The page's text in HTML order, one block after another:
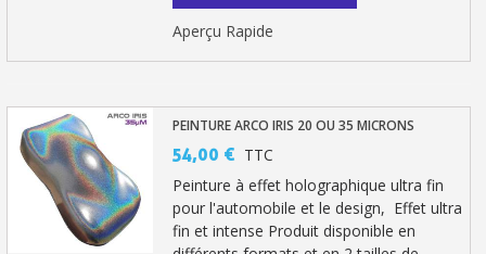
Aperçu Rapide
PEINTURE ARCO IRIS 20 OU 35 MICRONS
54,00 € TTC
Peinture à effet holographique ultra fin
pour l'automobile et le design, Effet ultra
fin et intense Produit disponible en